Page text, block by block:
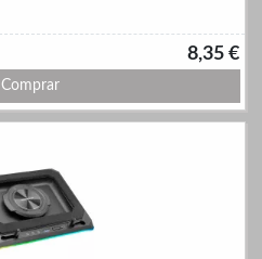
8,35 €
Comprar